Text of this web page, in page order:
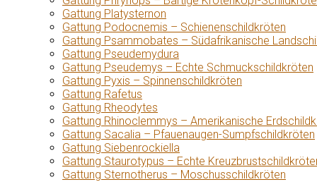
Gattung Platysternon
Gattung Podocnemis – Schienenschildkröten
Gattung Psammobates – Südafrikanische
Gattung Pseudemydura
Gattung Pseudemys – Echte Schmuckschildkröten
Gattung Pyxis – Spinnenschildkröten
Gattung Rafetus
Gattung Rheodytes
Gattung Rhinoclemmys – Amerikanische
Gattung Sacalia – Pfauenaugen-Sumpfschildkröten
Gattung Siebenrockiella
Gattung Staurotypus – Echte
Gattung Sternotherus – Moschusschildkröten